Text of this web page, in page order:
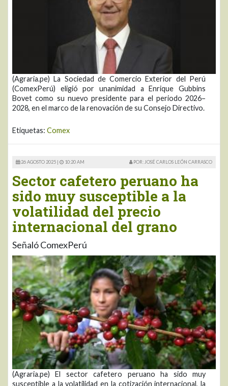
(Agraria.pe) La Sociedad de Comercio Exterior del Perú
(ComexPerú) eligió por unanimidad a Enrique Gubbins
Bovet como su nuevo presidente para el periodo 2026–
2028, en el marco de la renovación de su Consejo Directivo.
Etiquetas: Comex
26 AGOSTO 2025 | 10:20 AM POR: JOSÉ CARLOS LEÓN CARRASCO
Sector cafetero peruano ha
sido muy susceptible a la
volatilidad del precio
internacional del grano
Señaló ComexPerú
(Agraria.pe) El sector cafetero peruano ha sido muy
susceptible a la volatilidad en la cotización internacional, la